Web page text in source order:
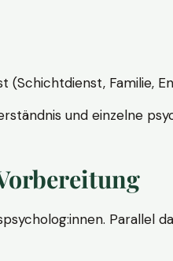
(Schichtdienst, Familie,
und einzelne
Parallel